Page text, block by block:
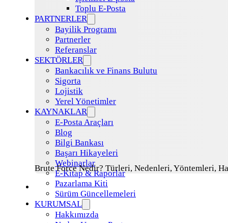
Toplu E-Posta
PARTNERLER
Bayilik Programı
Partnerler
Referanslar
SEKTÖRLER
Bankacılık ve Finans Bulutu
Sigorta
Lojistik
Yerel Yönetimler
KAYNAKLAR
E-Posta Araçları
Blog
Bilgi Bankası
Başarı Hikayeleri
Webinarlar
E-Kitap & Raporlar
Pazarlama Kiti
Sürüm Güncellemeleri
KURUMSAL
Hakkımızda
Brute Force Nedir? Türleri, Nedenleri, Yöntemleri,